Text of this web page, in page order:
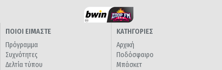
ΠΟΙΟΙ ΕΙΜΑΣΤΕ
Πρόγραμμα
Συχνότητες
Δελτία τύπου
ΚΑΤΗΓΟΡΙΕΣ
Αρχική
Ποδόσφαιρο
Μπάσκετ